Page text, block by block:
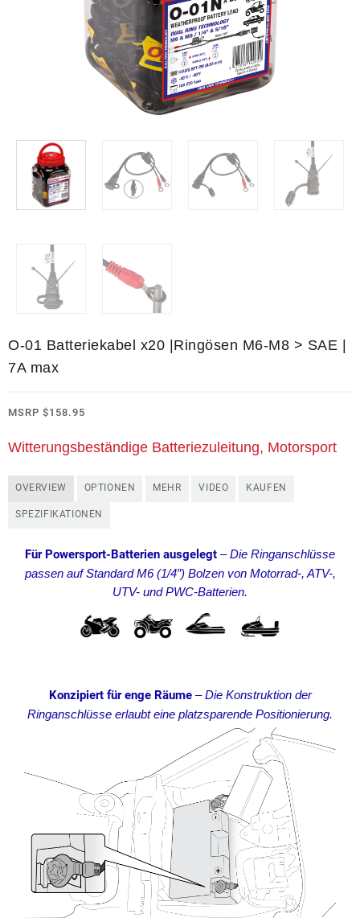
O-01 Batteriekabel x20 |Ringösen M6-M8 > SAE |
7A max
MSRP $158.95
Witterungsbeständige Batteriezuleitung, Motorsport
OVERVIEW OPTIONEN MEHR VIDEO KAUFEN
SPEZIFIKATIONEN
Für Powersport-Batterien ausgelegt –Die Ringanschlüsse
passen auf Standard M6 (1/4″) Bolzen von Motorrad-, ATV-,
UTV- und PWC-Batterien.
Konzipiert für enge Räume –Die Konstruktion der
Ringanschlüsse erlaubt eine platzsparende Positionierung.